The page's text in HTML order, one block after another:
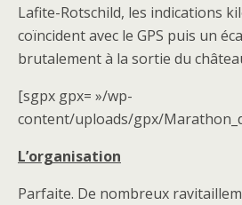
Lafite-Rotschild, les indications
coïncident avec le GPS puis un
brutalement à la sortie du
[sgpx gpx= »/wp-
content/uploads/gpx/
L’organisation
Parfaite. De nombreux